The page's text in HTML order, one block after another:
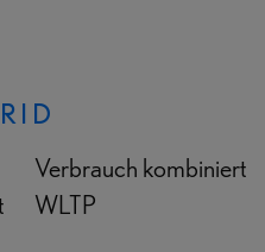
Verbrauch kombiniert
WLTP